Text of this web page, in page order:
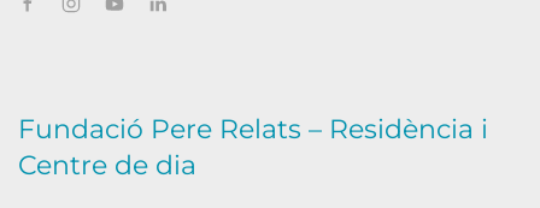
Fundació Pere Relats – Residència i
Centre de dia